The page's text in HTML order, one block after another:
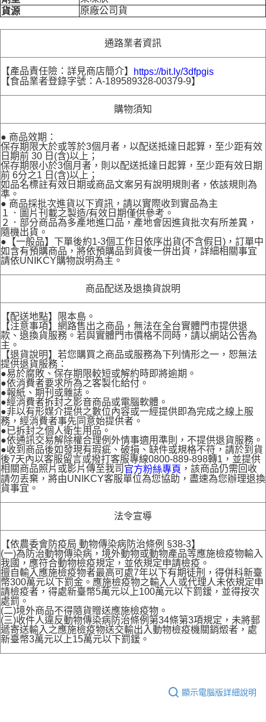
貨源
原廠公司貨
通路業者資訊
【產品責任險：詳見商店簡介】
https://bit.ly/3dfpgis
【食品業者登錄字號：A-189589328-00379-9】
購物須知
● 商品效期：
保存期限大於或等於3個月者，以配送抵達日起算，至少距有效
日期前 30 日(含)以上；
保存期限小於3個月者，則以配送抵達日起算，至少距有效日期
前 6分之1 日(含)以上；
如品名標註有效日期或商品文案另有說明規則者，依該規則為
準。
● 商品採批次進貨以下資訊，請以實際收到實品為主
１．圖片刊載之製造/有效日期僅供參考。
２．部分商品為多產地進口品，產地會因進貨批次有所差異，
隨機出貨。
●【一般品】下單後約1-3個工作日依序出貨(不含假日)，訂單中
如含有預購商品，將依預購品到貨後一併出貨，詳細相關事宜
請依UNIKCY購物說明為主。
商品配送及退換貨說明
【配送地點】限本島。
【注意事項】網路售出之商品，無法在全台實體門市提供退
款、退換貨服務。若與實體門市價格不同時，請以網站公告為
主。
【退貨說明】若您購買之商品或服務為下列情形之一，恕無法
提供退貨服務：
●易於腐敗、保存期限較短或解約時即將逾期。
●依消費者要求所為之客製化給付。
●報紙、期刊或雜誌。
●經消費者拆封之影音商品或電腦軟體。
●非以有形媒介提供之數位內容或一經提供即為完成之線上服
務，經消費者事先同意始提供者。
●已拆封之個人衛生用品。
●依通訊交易解除權合理例外情事適用準則，不提供退貨服務。
●收到商品後如發現有瑕疵、破損、缺件或規格不符，請於到貨
後7天內以客服留言或撥打客服專線0800-889-898轉1，並提供
相關商品照片或影片傳至我司 官方粉絲專頁 ，該商品仍需回收
請勿丟棄，將由UNIKCY客服單位為您協助，盡速為您辦理退換
貨事宜。
法令宣導
【依農委會防疫局 動物傳染病防治條例 §38-3】
(一)為防治動物傳染病，境外動物或動物產品等應施檢疫物輸入
我國，應符合動物檢疫規定，並依規定申請檢疫。
擅自輸入應施檢疫物者最高可處7年以下有期徒刑，得併科新臺
幣300萬元以下罰金。應施檢疫物之輸入人或代理人未依規定申
請檢疫者，得處新臺幣5萬元以上100萬元以下罰鍰，並得按次
處罰。
(二)境外商品不得隨貨贈送應施檢疫物。
(三)收件人違反動物傳染病防治條例第34條第3項規定，未將郵
遞寄送輸入之應施檢疫物送交輸出入動物檢疫機關銷燬者，處
新臺幣3萬元以上15萬元以下罰鍰。
顯示電腦版詳細說明